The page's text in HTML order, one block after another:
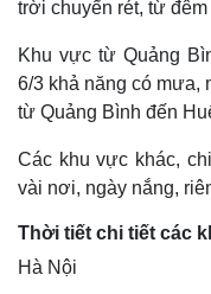
trời chuyển rét, từ
Khu vực từ Quảng
6/3 khả năng có mưa,
từ Quảng Bình đến
Các khu vực khác,
vài nơi, ngày nắng,
Thời tiết chi tiết các
Hà Nội